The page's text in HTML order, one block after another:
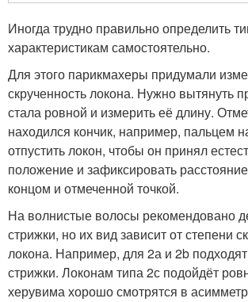
Иногда трудно правильно определить
характеристикам самостоятельно.
Для этого парикмахеры придумали
скрученность локона. Нужно вытянуть
стала ровной и измерить её длину.
находился кончик, например, пальцем
отпустить локон, чтобы он принял
положение и зафиксировать
концом и отмеченной точкой.
На волнистые волосы рекомендовано
стрижки, но их вид зависит от степени
локона. Например, для 2а и 2b
стрижки. Локонам типа 2с подойдёт
херувима хорошо смотрятся в